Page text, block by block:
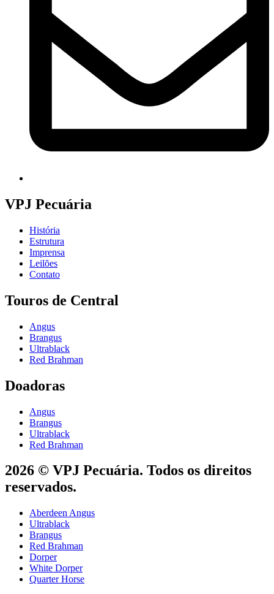
VPJ Pecuária
História
Estrutura
Imprensa
Leilões
Contato
Touros de Central
Angus
Brangus
Ultrablack
Red Brahman
Doadoras
Angus
Brangus
Ultrablack
Red Brahman
2026 © VPJ Pecuária. Todos os direitos
reservados.
Aberdeen Angus
Ultrablack
Brangus
Red Brahman
Dorper
White Dorper
Quarter Horse